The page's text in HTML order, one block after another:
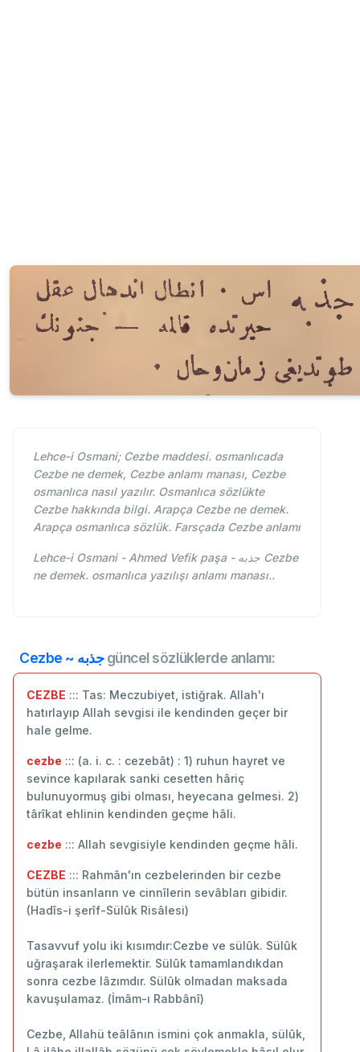
Lehce-i Osmani; Cezbe maddesi. osmanlıcada
Cezbe ne demek, Cezbe anlamı manası, Cezbe
osmanlıca nasıl yazılır. Osmanlıca sözlükte
Cezbe hakkında bilgi. Arapça Cezbe ne demek.
Arapça osmanlıca sözlük. Farsçada Cezbe anlamı
Lehce-i Osmani - Ahmed Vefik paşa - جذبه Cezbe
ne demek. osmanlıca yazılışı anlamı manası..
Cezbe ~ جذبهgüncel sözlüklerde anlamı:
CEZBE ::: Tas: Meczubiyet, istiğrak. Allah'ı
hatırlayıp Allah sevgisi ile kendinden geçer bir
hale gelme.
cezbe ::: (a. i. c. : cezebât) : 1) ruhun hayret ve
sevince kapılarak sanki cesetten hâriç
bulunuyormuş gibi olması, heyecana gelmesi. 2)
târîkat ehlinin kendinden geçme hâli.
cezbe ::: Allah sevgisiyle kendinden geçme hâli.
CEZBE ::: Rahmân'ın cezbelerinden bir cezbe
bütün insanların ve cinnîlerin sevâbları gibidir.
(Hadîs-i şerîf-Sülûk Risâlesi)
Tasavvuf yolu iki kısımdır:Cezbe ve sülûk. Sülûk
uğraşarak ilerlemektir. Sülûk tamamlandıkdan
sonra cezbe lâzımdır. Sülûk olmadan maksada
kavuşulamaz. (İmâm-ı Rabbânî)
Cezbe, Allahü teâlânın ismini çok anmakla, sülûk,